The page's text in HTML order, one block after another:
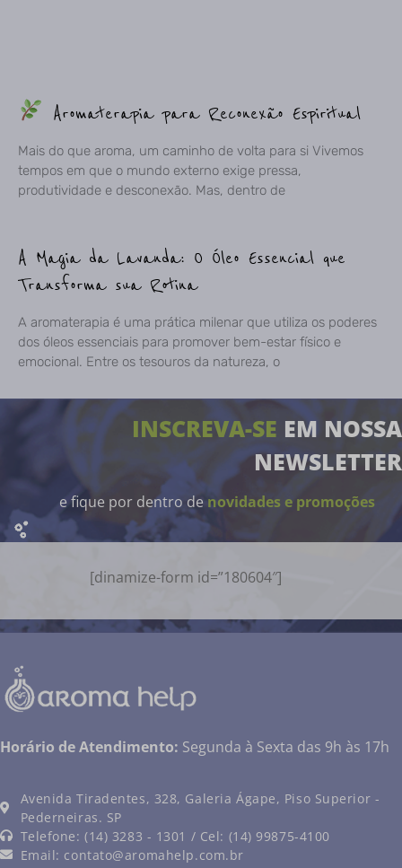
Aromaterapia para Reconexão Espiritual
Mais do que aroma, um caminho de volta para si Vivemos
tempos em que o mundo externo exige pressa,
produtividade e desconexão. Mas, dentro de
A Magia da Lavanda: O Óleo Essencial que
Transforma sua Rotina
A aromaterapia é uma prática milenar que utiliza os poderes
dos óleos essenciais para promover bem-estar físico e
emocional. Entre os tesouros da natureza, o
INSCREVA-SE EM NOSSA
NEWSLETTER
e fique por dentro de novidades e promoções
[dinamize-form id=”180604″]
Horário de Atendimento: Segunda à Sexta das 9h às 17h
Avenida Tiradentes, 328, Galeria Ágape, Piso Superior -
Pederneiras. SP
Telefone: (14) 3283 - 1301 / Cel: (14) 99875-4100
Email: contato@aromahelp.com.br